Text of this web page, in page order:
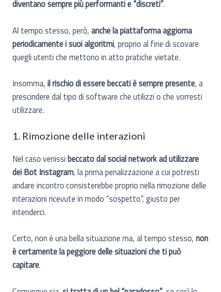
diventano sempre più performanti e “discreti”.
Al tempo stesso, però,anche la piattaforma aggiorna
periodicamente i suoi algoritmi, proprio al fine di scovare
quegli utenti che mettono in atto pratiche vietate.
Insomma,il rischio di essere beccati è sempre presente, a
prescindere dal tipo di software che utilizzi o che vorresti
utilizzare.
1. Rimozione delle interazioni
Nel caso venissibeccato dal social network ad utilizzare
dei Bot Instagram, la prima penalizzazione a cui potresti
andare incontro consisterebbe proprio nella rimozione delle
interazioni ricevute in modo “sospetto”, giusto per
intenderci.
Certo, non è una bella situazione ma, al tempo stesso, non
è certamente la peggiore delle situazioni che ti può
capitare.